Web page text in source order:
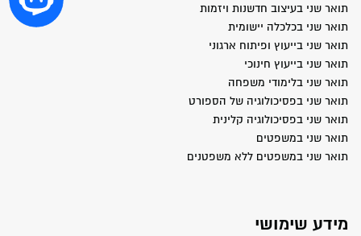
תואר שני בעיצוב חדשנות ויזמות
תואר שני בכלכלה יישומית
תואר שני בייעוץ ופיתוח ארגוני
תואר שני בייעוץ חינוכי
תואר שני בלימודי משפחה
תואר שני בפסיכולוגיה של הספורט
תואר שני בפסיכולוגיה קלינית
תואר שני במשפטים
תואר שני במשפטים ללא משפטנים
מידע שימושי